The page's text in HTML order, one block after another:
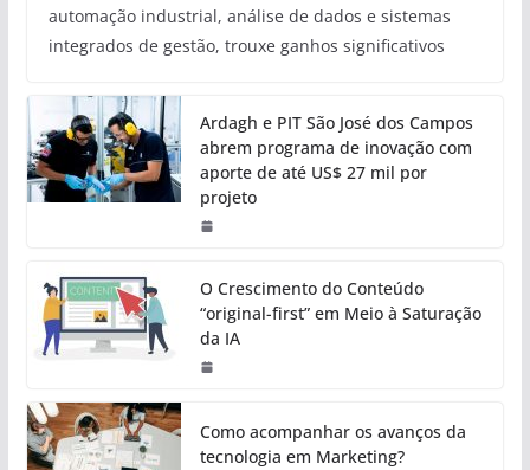
automação industrial, análise de dados e sistemas
integrados de gestão, trouxe ganhos significativos
Ardagh e PIT São José dos Campos
abrem programa de inovação com
aporte de até US$ 27 mil por
projeto
O Crescimento do Conteúdo
“original-first” em Meio à Saturação
da IA
Como acompanhar os avanços da
tecnologia em Marketing?